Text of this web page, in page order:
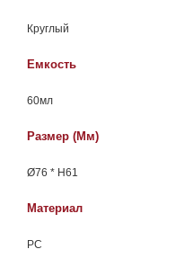
Круглый
Емкость
60мл
Размер (мм)
Ø76 * H61
Материал
РС